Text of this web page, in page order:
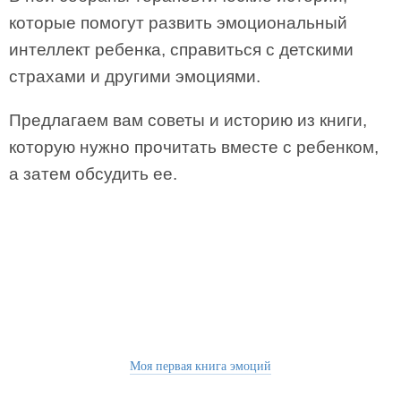
которые помогут развить эмоциональный
интеллект ребенка, справиться с детскими
страхами и другими эмоциями.
Предлагаем вам советы и историю из книги,
которую нужно прочитать вместе с ребенком,
а затем обсудить ее.
Моя первая книга эмоций